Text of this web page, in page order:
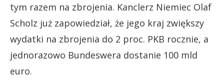
tym razem na zbrojenia. Kanclerz Niemiec Olaf
Scholz już zapowiedział, że jego kraj zwiększy
wydatki na zbrojenia do 2 proc. PKB rocznie, a
jednorazowo Bundeswera dostanie 100 mld
euro.